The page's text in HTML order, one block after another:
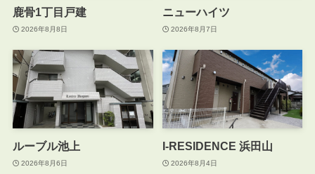
鹿骨1丁目戸建
2026年8月8日
ニューハイツ
2026年8月7日
ルーブル池上
2026年8月6日
I-RESIDENCE 浜田山
2026年8月4日